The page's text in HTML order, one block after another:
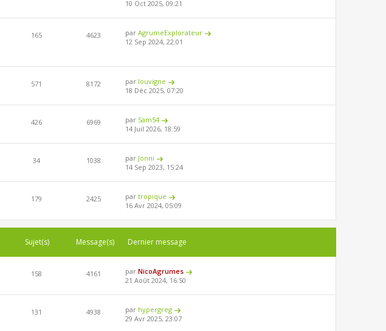
10 Oct 2025, 09:21
165 4623 parAgrumeExplorateur
12 Sep 2024, 22:01
571 8172 par louvigne
18 Déc 2025, 07:20
426 6969 par Sam54
14 Juil 2026, 18:59
34 1038 par Jonni
14 Sep 2023, 15:24
179 2425 partropique
16 Avr 2024, 05:09
Sujet(s) Message(s) Dernier message
158 4161 parNicoAgrumes
21 Août 2024, 16:50
131 4938 par hypergreg
29 Avr 2025, 23:07